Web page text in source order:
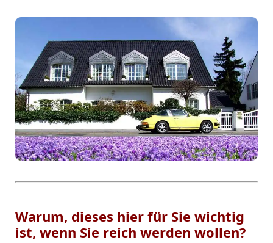
Warum, dieses hier für Sie wichtig
ist, wenn Sie reich werden wollen?